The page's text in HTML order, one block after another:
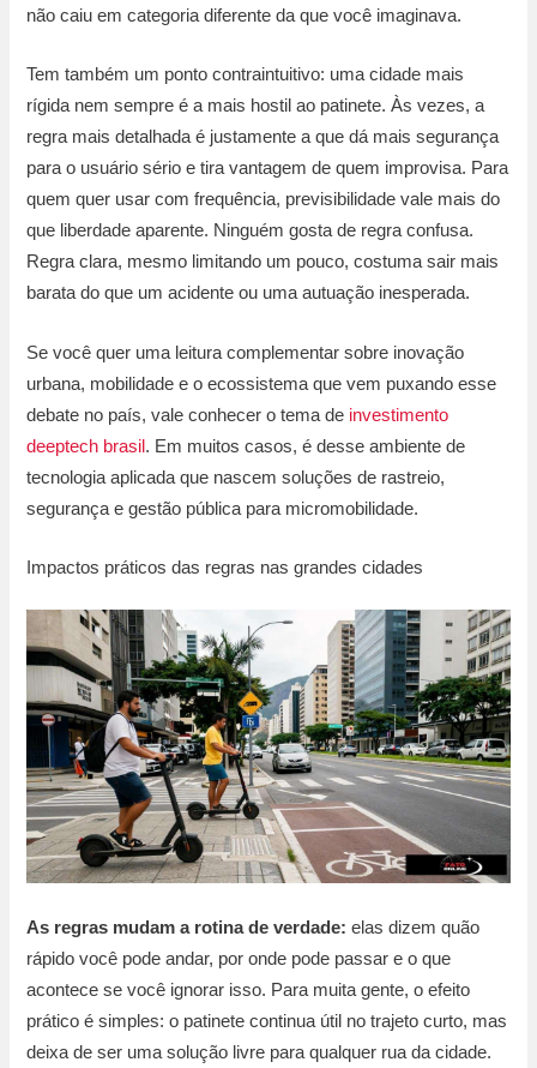
não caiu em categoria diferente da que você imaginava.
Tem também um ponto contraintuitivo: uma cidade mais
rígida nem sempre é a mais hostil ao patinete. Às vezes, a
regra mais detalhada é justamente a que dá mais segurança
para o usuário sério e tira vantagem de quem improvisa. Para
quem quer usar com frequência, previsibilidade vale mais do
que liberdade aparente. Ninguém gosta de regra confusa.
Regra clara, mesmo limitando um pouco, costuma sair mais
barata do que um acidente ou uma autuação inesperada.
Se você quer uma leitura complementar sobre inovação
urbana, mobilidade e o ecossistema que vem puxando esse
debate no país, vale conhecer o tema de investimento
deeptech brasil . Em muitos casos, é desse ambiente de
tecnologia aplicada que nascem soluções de rastreio,
segurança e gestão pública para micromobilidade.
Impactos práticos das regras nas grandes cidades
As regras mudam a rotina de verdade: elas dizem quão
rápido você pode andar, por onde pode passar e o que
acontece se você ignorar isso. Para muita gente, o efeito
prático é simples: o patinete continua útil no trajeto curto, mas
deixa de ser uma solução livre para qualquer rua da cidade.